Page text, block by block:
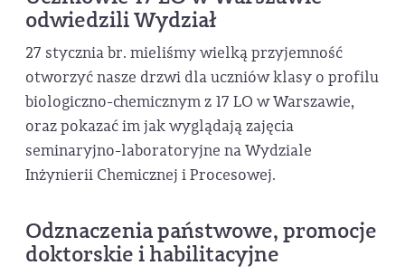
odwiedzili Wydział
27 stycznia br. mieliśmy wielką przyjemność
otworzyć nasze drzwi dla uczniów klasy o profilu
biologiczno-chemicznym z 17 LO w Warszawie,
oraz pokazać im jak wyglądają zajęcia
seminaryjno-laboratoryjne na Wydziale
Inżynierii Chemicznej i Procesowej.
Odznaczenia państwowe, promocje
doktorskie i habilitacyjne